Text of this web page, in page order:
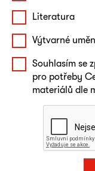
Literatura
Výtvarné
Souhlasím se
pro potřeby
materiálů dle